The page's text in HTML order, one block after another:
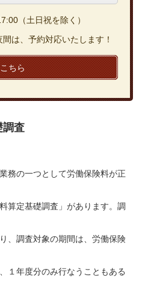
（土日祝を除く）
は、予約対応いたします！
ちら
調査
務の一つとして労働保険料が正
算定基礎調査」があります。調
、調査対象の期間は、労働保険
１年度分のみ行なうこともある